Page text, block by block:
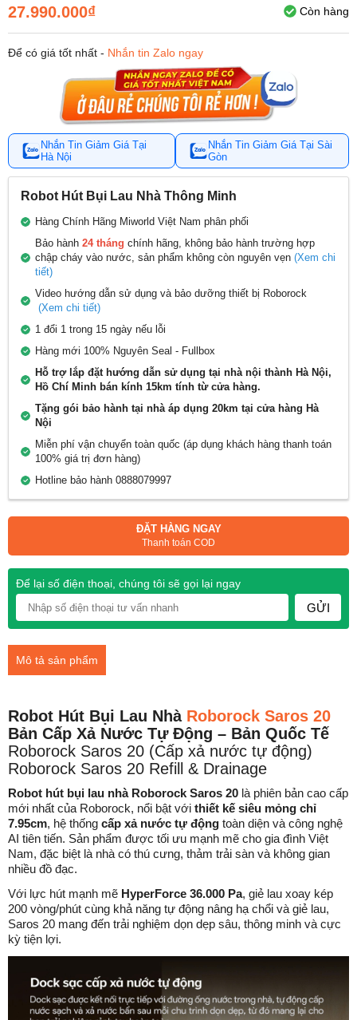
27.990.000₫ Còn hàng
Để có giá tốt nhất - Nhắn tin Zalo ngay
Nhắn Tin Giảm Giá Tại
Hà Nội
Nhắn Tin Giảm Giá Tại Sài
Gòn
Robot Hút Bụi Lau Nhà Thông Minh
Hàng Chính Hãng Miworld Việt Nam phân phối
Bảo hành 24 tháng chính hãng, không bảo hành trường hợp
chập cháy vào nước, sản phẩm không còn nguyên vẹn (Xem chi
tiết)
Video hướng dẫn sử dụng và bảo dưỡng thiết bị Roborock
(Xem chi tiết)
1 đổi 1 trong 15 ngày nếu lỗi
Hàng mới 100% Nguyên Seal - Fullbox
Hỗ trợ lắp đặt hướng dẫn sử dụng tại nhà nội thành Hà Nội,
Hồ Chí Minh bán kính 15km tính từ cửa hàng.
Tặng gói bảo hành tại nhà áp dụng 20km tại cửa hàng Hà
Nội
Miễn phí vận chuyển toàn quốc (áp dụng khách hàng thanh toán
100% giá trị đơn hàng)
Hotline bảo hành 0888079997
ĐẶT HÀNG NGAY
Thanh toán COD
Để lại số điện thoại, chúng tôi sẽ gọi lại ngay
GỬI
Mô tả sản phẩm
Robot Hút Bụi Lau Nhà Roborock Saros 20
Bản Cấp Xả Nước Tự Động – Bản Quốc Tế
Roborock Saros 20 (Cấp xả nước tự động)
Roborock Saros 20 Refill & Drainage
Robot hút bụi lau nhà Roborock Saros 20 là phiên bản cao cấp
mới nhất của Roborock, nổi bật với thiết kế siêu mỏng chỉ
7.95cm, hệ thống cấp xả nước tự động toàn diện và công nghệ
AI tiên tiến. Sản phẩm được tối ưu mạnh mẽ cho gia đình Việt
Nam, đặc biệt là nhà có thú cưng, thảm trải sàn và không gian
nhiều đồ đạc.
Với lực hút mạnh mẽ HyperForce 36.000 Pa, giẻ lau xoay kép
200 vòng/phút cùng khả năng tự động nâng hạ chổi và giẻ lau,
Saros 20 mang đến trải nghiệm dọn dẹp sâu, thông minh và cực
kỳ tiện lợi.